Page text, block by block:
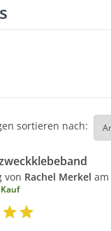
sortieren nach:
von Rachel Merkel am